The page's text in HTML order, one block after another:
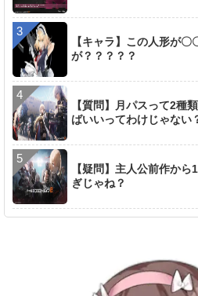
【キャラ】この人形が
が？？？？？
【質問】月パスって2種
ばいいってわけじゃない
【疑問】主人公前作か
ぎじゃね？